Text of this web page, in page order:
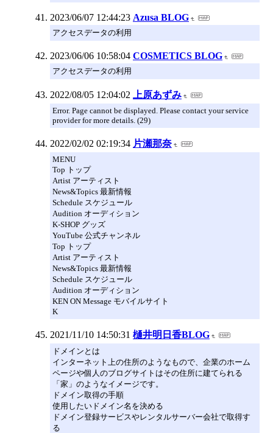
2023/06/07 12:44:23 Azusa BLOG
アクセスデータの利用
2023/06/06 10:58:04 COSMETICS BLOG
アクセスデータの利用
2022/08/05 12:04:02 上原あずみ
Error. Page cannot be displayed. Please contact your service
provider for more details. (29)
2022/02/02 02:19:34 片瀬那奈
MENU
Top トップ
Artist アーティスト
News&Topics 最新情報
Schedule スケジュール
Audition オーディション
K-SHOP グッズ
YouTube 公式チャンネル
Top トップ
Artist アーティスト
News&Topics 最新情報
Schedule スケジュール
Audition オーディション
KEN ON Message モバイルサイト
K
2021/11/10 14:50:31 樋井明日香BLOG
ドメインとは
インターネット上の住所のようなもので、企業のホーム
ページや個人のブログサイトはその住所に建てられる
「家」のようなイメージです。
ドメイン取得の手順
使用したいドメイン名を決める
ドメイン登録サービスやレンタルサーバー会社で取得す
る